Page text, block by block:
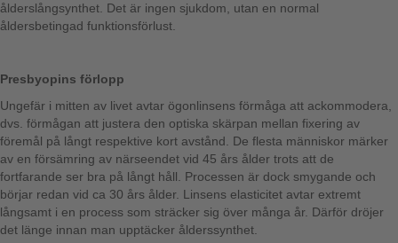
ålderslångsynthet. Det är ingen sjukdom, utan en normal
åldersbetingad funktionsförlust.
Presbyopins förlopp
Ungefär i mitten av livet avtar ögonlinsens förmåga att ackommodera,
dvs. förmågan att justera den optiska skärpan mellan fixering av
föremål på långt respektive kort avstånd. De flesta människor märker
av en försämring av närseendet vid 45 års ålder trots att de
fortfarande ser bra på långt håll. Processen är dock smygande och
börjar redan vid ca 30 års ålder. Linsens elasticitet avtar extremt
långsamt i en process som sträcker sig över många år. Därför dröjer
det länge innan man upptäcker ålderssynthet.